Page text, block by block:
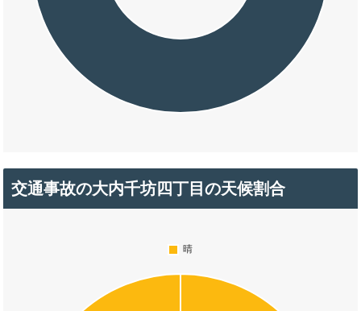
交通事故の大内千坊四丁目の天候割合